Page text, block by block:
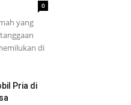
0
yang
di
Pria di